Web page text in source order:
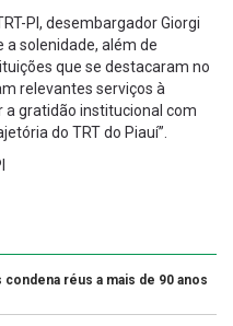
PI, desembargador Giorgi
a solenidade, além de
que se destacaram no
relevantes serviços à
a gratidão institucional com
do TRT do Piauí”.
réus a mais de 90 anos